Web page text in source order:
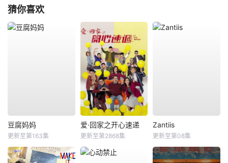
猜你喜欢
豆腐妈妈
更新至第163集
爱·回家之开心速递
更新至第2868集
Zantiis
更新至第08集